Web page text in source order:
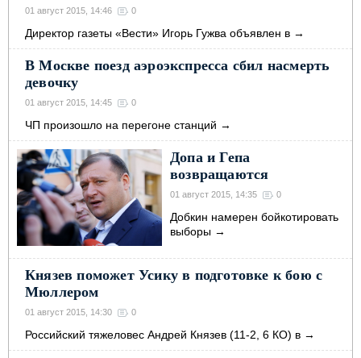
01 август 2015, 14:46 0
Директор газеты «Вести» Игорь Гужва объявлен в →
В Москве поезд аэроэкспресса сбил насмерть
девочку
01 август 2015, 14:45 0
ЧП произошло на перегоне станций →
Допа и Гепа
возвращаются
01 август 2015, 14:35 0
Добкин намерен бойкотировать
выборы →
Князев поможет Усику в подготовке к бою с
Мюллером
01 август 2015, 14:30 0
Российский тяжеловес Андрей Князев (11-2, 6 КО) в →